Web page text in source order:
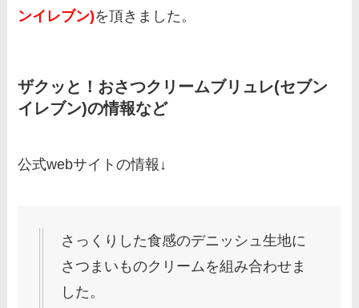
ンイレブン)を頂きました。
ザクッと！おさつクリームブリュレ(セブン
イレブン)の情報など
公式webサイトの情報↓
さっくりした食感のデニッシュ生地に
さつまいものクリームを組み合わせま
した。